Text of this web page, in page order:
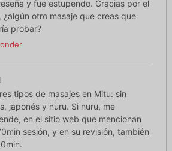
y fue estupendo. Gracias por el
¿algún otro masaje que creas que
probar?
tipos de masajes en Mitu: sin
japonés y nuru. Si nuru, me
en el sitio web que mencionan
sesión, y en su revisión, también